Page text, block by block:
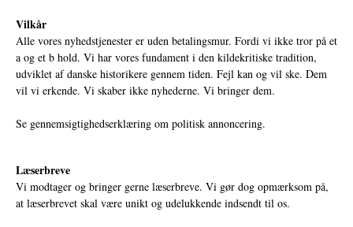
Vilkår
Alle vores nyhedstjenester er uden betalingsmur. Fordi vi ikke tror på et
a og et b hold. Vi har vores fundament i den kildekritiske tradition,
udviklet af danske historikere gennem tiden. Fejl kan og vil ske. Dem
vil vi erkende. Vi skaber ikke nyhederne. Vi bringer dem.
Se gennemsigtighedserklæring om politisk annoncering.
Læserbreve
Vi modtager og bringer gerne læserbreve. Vi gør dog opmærksom på,
at læserbrevet skal være unikt og udelukkende indsendt til os.